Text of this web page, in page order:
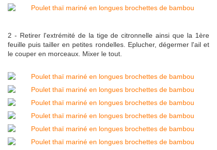
2 - Retirer l'extrémité de la tige de citronnelle ainsi que la 1ère
feuille puis tailler en petites rondelles. Eplucher, dégermer l'ail et
le couper en morceaux. Mixer le tout.